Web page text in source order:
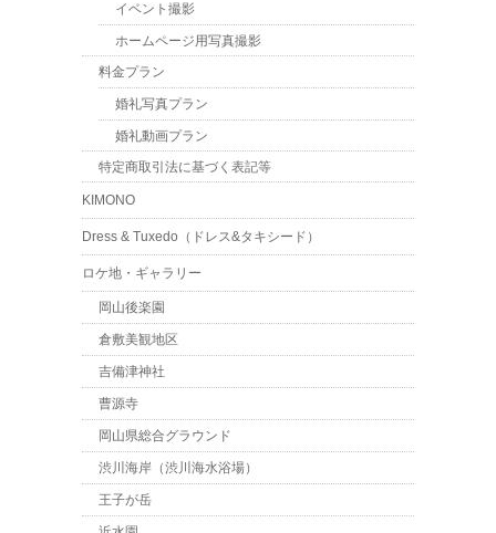
イベント撮影
ホームページ用写真撮影
料金プラン
婚礼写真プラン
婚礼動画プラン
特定商取引法に基づく表記等
KIMONO
Dress & Tuxedo（ドレス&タキシード）
ロケ地・ギャラリー
岡山後楽園
倉敷美観地区
吉備津神社
曹源寺
岡山県総合グラウンド
渋川海岸（渋川海水浴場）
王子が岳